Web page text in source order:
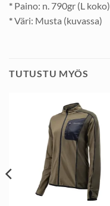
* Paino: n. 790gr (L koko)
*Väri: Musta (kuvassa)
TUTUSTU MYÖS